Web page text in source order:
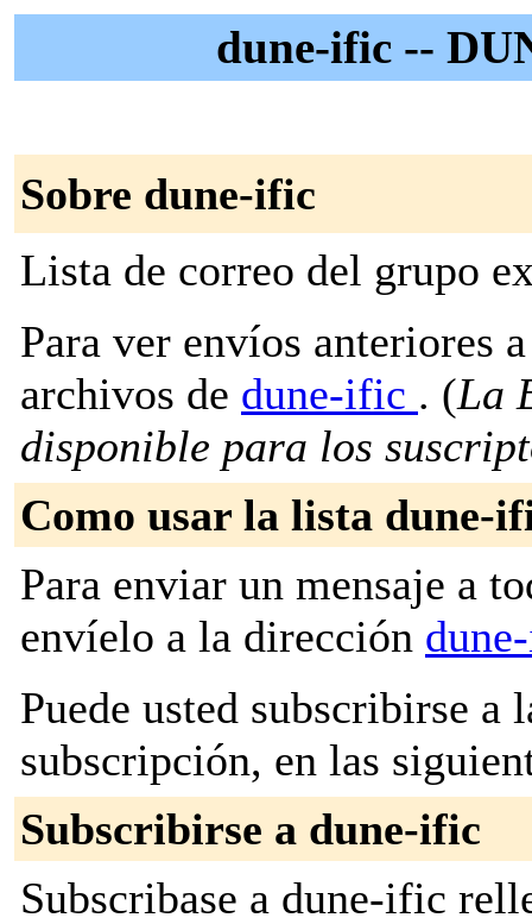
dune-ific --
Sobre dune-ific
Lista de correo del grupo
Para ver envíos anteriores
archivos de dune-ific . (La
disponible para los
Como usar la lista dune-
Para enviar un mensaje a
envíelo a la dirección
Puede usted subscribirse a
subscripción, en las
Subscribirse a dune-ific
Subscribase a dune-ific